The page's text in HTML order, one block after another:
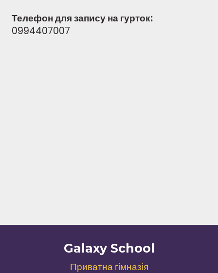
Телефон для запису на гурток:
0994407007
Galaxy School
Приватна гімназія